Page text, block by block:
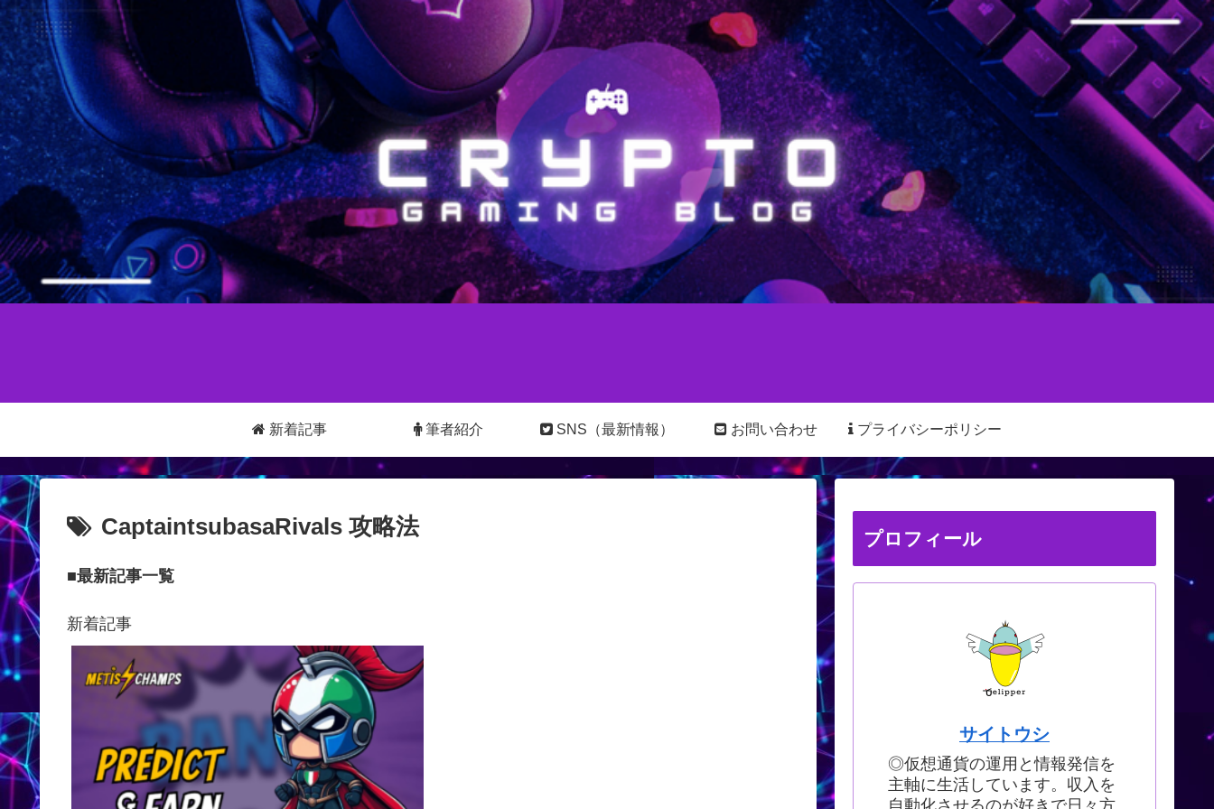
新着記事 筆者紹介 SNS（最新情報） お問い合わせ プライバシーポリシー
CaptaintsubasaRivals 攻略法
■最新記事一覧
新着記事
プロフィール
サイトウシ
◎仮想通貨の運用と情報発信を
主軸に生活しています。収入を
自動化させるのが好きで日々方